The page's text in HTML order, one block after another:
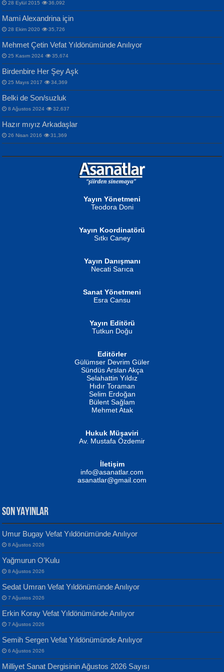
MAHMUT GÜRBÜZ
İbrahim Olmak ve Bitirebilmek...
NURAN KÖSE BAYDAR
İSMAİL OKUTAN
Erkeklerin Kahrolması Ne Demektir
MUSTAFA KELOĞLU
Yarına İz Bırakmak...
ATİLLA ÖZEN
Sultan Olmadan Önce Eyüp...
Songül Özel
Mahzen...
Ben Deniz Değilim ki...
Evvel Zaman Tanrıçası...
Yılmaz Ekinci
Geceye Söylenen...
Banu Sancak
Defterimden İçeri...
NAZIM HİKMET RAN
Bir Cezaevinde, Tecritteki Adamın
Mektupları...
28 Eylül 2015 36,092
Mami Alexandrina için
28 Ekim 2020 35,726
Mehmet Çetin Vefat Yıldönümünde Anılıyor
25 Kasım 2024 35,674
Birdenbire Her Şey Aşk
25 Mayıs 2017 34,369
Belki de Son/suzluk
8 Ağustos 2024 32,637
Hazır mıyız Arkadaşlar
26 Nisan 2016 31,369
Yayın Yönetmeni
Teodora Doni
Yayın Koordinatörü
Sıtkı Caney
Yayın Danışmanı
Necati Sarıca
Sanat Yönetmeni
Esra Cansu
Yayın Editörü
Tutkun Doğu
Editörler
Gülümser Devrim Güler
Sündüs Arslan Akça
Selahattin Yıldız
Hıdır Toraman
Selim Erdoğan
Bülent Sağlam
Mehmet Atak
Hukuk Müşaviri
Av. Mustafa Özdemir
İletişim
info@asanatlar.com
asanatlar@gmail.com
SON YAYINLAR
Umur Bugay Vefat Yıldönümünde Anılıyor
8 Ağustos 2026
Yağmurun O’Kulu
8 Ağustos 2026
Sedat Umran Vefat Yıldönümünde Anılıyor
7 Ağustos 2026
Erkin Koray Vefat Yıldönümünde Anılıyor
7 Ağustos 2026
Semih Sergen Vefat Yıldönümünde Anılıyor
6 Ağustos 2026
Milliyet Sanat Dergisinin Ağustos 2026 Sayısı